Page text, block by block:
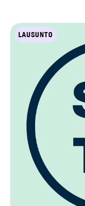
LAUSUNTO